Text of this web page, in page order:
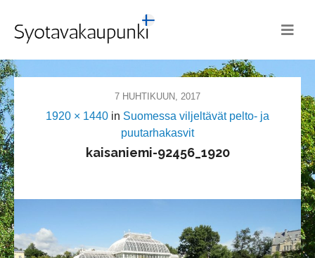
7 HUHTIKUUN, 2017
1920 × 1440 in Suomessa viljeltävät pelto- ja
puutarhakasvit
kaisaniemi-92456_1920